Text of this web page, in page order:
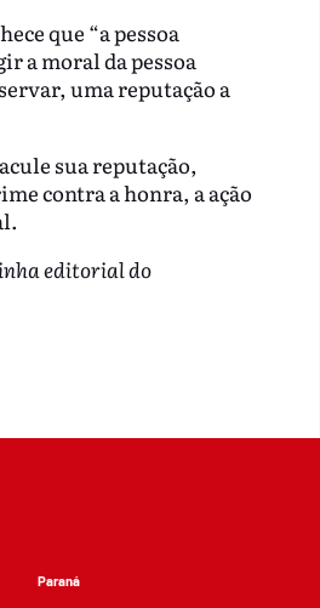
que “a pessoa
a moral da pessoa
uma reputação a
sua reputação,
contra a honra, a ação
editorial do
Paraná